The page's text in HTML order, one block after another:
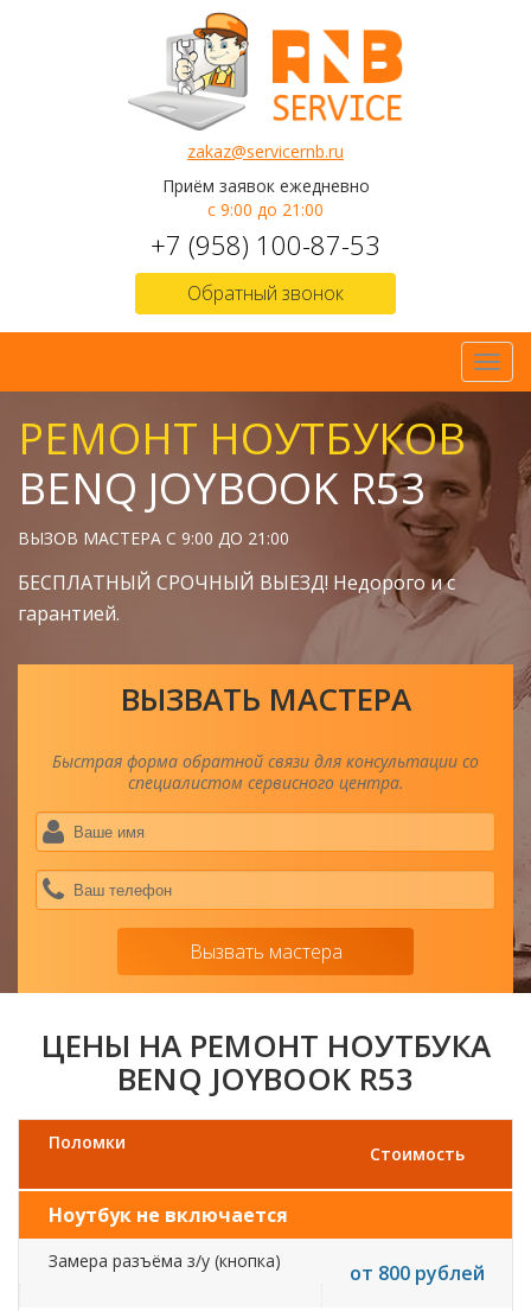
zakaz@servicernb.ru
Приём заявок ежедневно
с 9:00 до 21:00
+7 (958) 100-87-53
Обратный звонок
РЕМОНТ НОУТБУКОВ
BENQ JOYBOOK R53
ВЫЗОВ МАСТЕРА С 9:00 ДО 21:00
БЕСПЛАТНЫЙ СРОЧНЫЙ ВЫЕЗД! Недорого и с
гарантией.
ВЫЗВАТЬ МАСТЕРА
Быстрая форма обратной связи для консультации со
специалистом сервисного центра.
Вызвать мастера
ЦЕНЫ НА РЕМОНТ НОУТБУКА
BENQ JOYBOOK R53
Поломки
Стоимость
Ноутбук не включается
Замера разъёма з/у (кнопка) от 800 рублей